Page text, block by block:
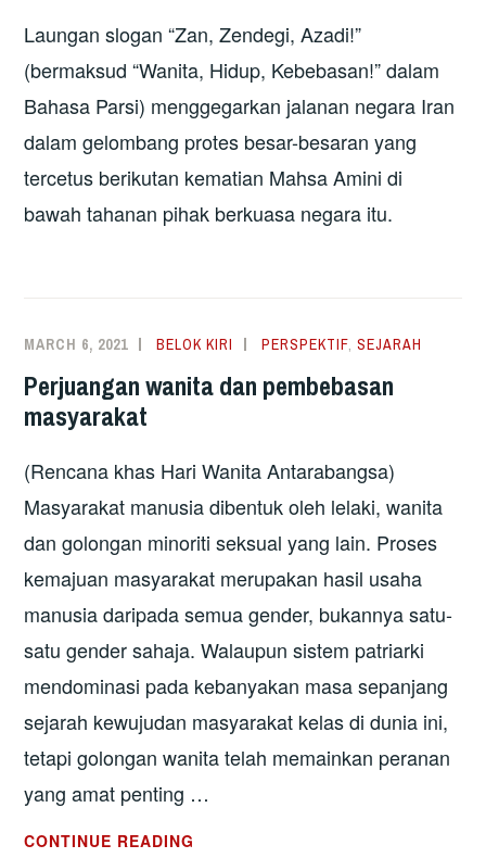
Laungan slogan “Zan, Zendegi, Azadi!”
(bermaksud “Wanita, Hidup, Kebebasan!” dalam
Bahasa Parsi) menggegarkan jalanan negara Iran
dalam gelombang protes besar-besaran yang
tercetus berikutan kematian Mahsa Amini di
bawah tahanan pihak berkuasa negara itu.
MARCH 6, 2021 BELOK KIRI PERSPEKTIF,SEJARAH
Perjuangan wanita dan pembebasan
masyarakat
(Rencana khas Hari Wanita Antarabangsa)
Masyarakat manusia dibentuk oleh lelaki, wanita
dan golongan minoriti seksual yang lain. Proses
kemajuan masyarakat merupakan hasil usaha
manusia daripada semua gender, bukannya satu-
satu gender sahaja. Walaupun sistem patriarki
mendominasi pada kebanyakan masa sepanjang
sejarah kewujudan masyarakat kelas di dunia ini,
tetapi golongan wanita telah memainkan peranan
yang amat penting …
CONTINUE READING